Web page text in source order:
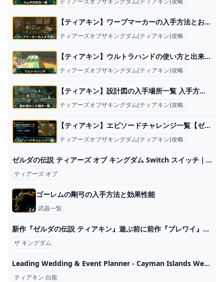
【ティアキン】ワープマーカーの入手方法とおすすめ設置場所【ゼルダの伝説ティアーズオブザキングダム】
ティアーズオブザキングダム(ティアキン)攻略
【ティアキン】ウルトラハンドの使い方と出来ること【ゼルダの伝説ティアーズオブザキングダム】
ティアーズオブザキングダム(ティアキン)攻略
【ティアキン】設計図の入手場所一覧 入手方法と使い方【ゼルダの伝説ティアーズオブザキングダム】
ティアーズオブザキングダム(ティアキン)攻略
【ティアキン】エピソードチャレンジ一覧【ゼルダの伝説ティアーズオブザキングダム】
ティアーズオブザキングダム(ティアキン)攻略
ゼルダの伝説 ティアーズ オブ キングダム Switch スイッチ｜Yahoo!フリマ（旧PayPayフリマ）
ティアーズ オブ
ゴーレムの剛弓の入手方法と効果性能
武器一覧
新作『ゼルダの伝説 ティアキン』遊ぶ前に前作『ブレワイ』は遊んだ方がいい？【ティアーズ オブ ザ キングダム】 ゲーム・エンタメ最新情報のファミ通.com
ザ キングダム
Leading Wedding & Event Planner - Cayman Islands Wedding & Events
ティアキン 白龍